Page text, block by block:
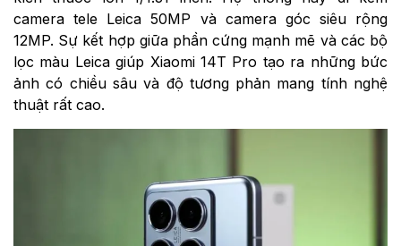
camera tele Leica 50MP và camera góc siêu rộng
12MP. Sự kết hợp giữa phần cứng mạnh mẽ và các bộ
lọc màu Leica giúp Xiaomi 14T Pro tạo ra những bức
ảnh có chiều sâu và độ tương phản mang tính nghệ
thuật rất cao.